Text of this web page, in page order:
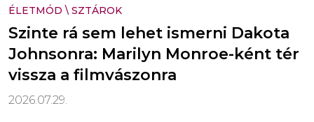
ÉLETMÓD \ SZTÁROK
Szinte rá sem lehet ismerni Dakota
Johnsonra: Marilyn Monroe-ként tér
vissza a filmvászonra
2026.07.29.